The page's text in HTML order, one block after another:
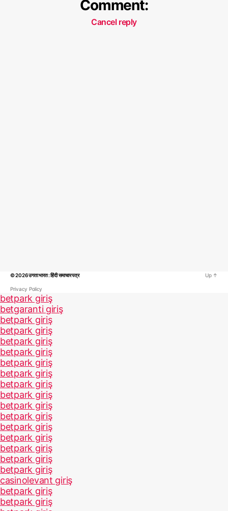
Comment:
Cancel reply
© 2026उगता भारत : हिंदी समाचार पत्र
Privacy Policy
Up ↑
betpark giriş
betgaranti giriş
betpark giriş
betpark giriş
betpark giriş
betpark giriş
betpark giriş
betpark giriş
betpark giriş
betpark giriş
betpark giriş
betpark giriş
betpark giriş
betpark giriş
betpark giriş
betpark giriş
betpark giriş
casinolevant giriş
betpark giriş
betpark giriş